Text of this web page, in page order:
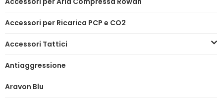
Accessori per Ricarica PCP e CO2
Accessori Tattici
Antiaggressione
Aravon Blu